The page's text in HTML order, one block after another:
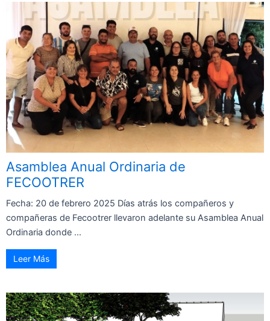
Asamblea Anual Ordinaria de
FECOOTRER
Fecha: 20 de febrero 2025 Días atrás los compañeros y
compañeras de Fecootrer llevaron adelante su Asamblea Anual
Ordinaria donde ...
Leer Más